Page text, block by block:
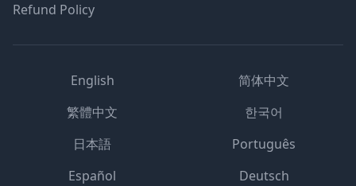
Refund Policy
English
简体中文
繁體中文
한국어
日本語
Português
Español
Deutsch